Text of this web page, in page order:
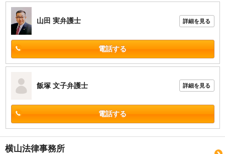
山田 実弁護士 詳細を見る
電話する
飯塚 文子弁護士 詳細を見る
電話する
横山法律事務所